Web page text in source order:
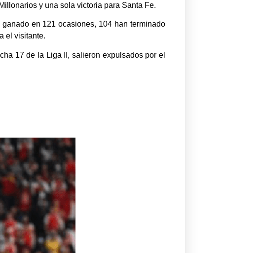
y una sola victoria para Santa Fe.
en 121 ocasiones, 104 han terminado
el visitante.
17 de la Liga II, salieron expulsados por el